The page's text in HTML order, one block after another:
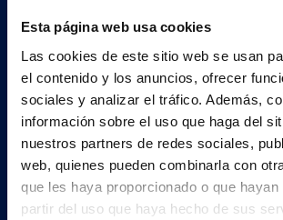
Esta página web usa cookies
Las cookies de este sitio web se usan
el contenido y los anuncios, ofrecer
sociales y analizar el tráfico. Además,
información sobre el uso que haga del
nuestros partners de redes sociales,
web, quienes pueden combinarla con
que les haya proporcionado o que hayan
partir del uso que haya hecho de sus
Regístrate ahora
Continia Software